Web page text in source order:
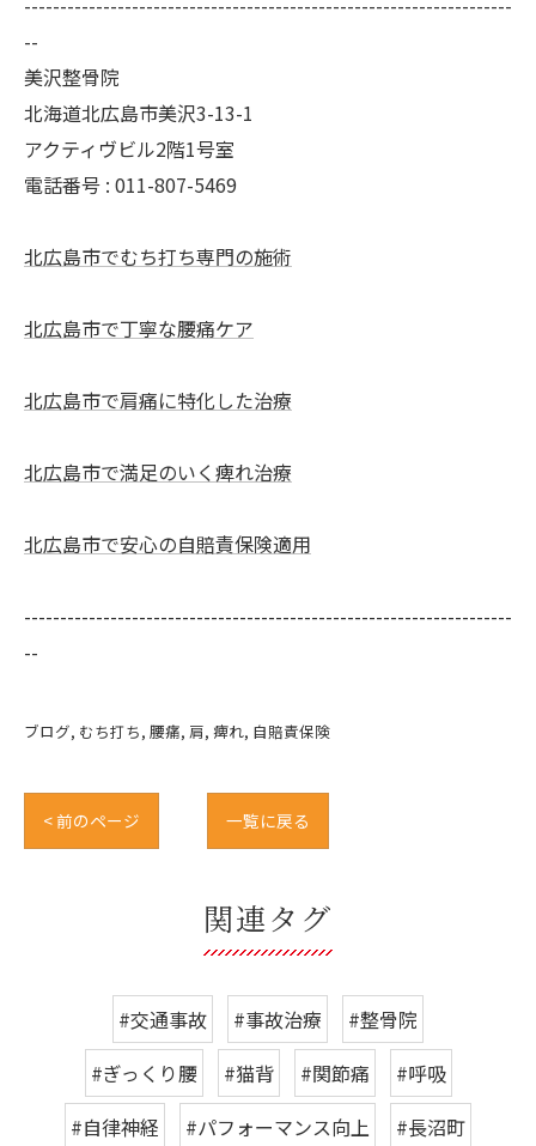
--
美沢整骨院
北海道北広島市美沢3-13-1
アクティヴビル2階1号室
電話番号 : 011-807-5469
北広島市でむち打ち専門の施術
北広島市で丁寧な腰痛ケア
北広島市で肩痛に特化した治療
北広島市で満足のいく痺れ治療
北広島市で安心の自賠責保険適用
--------------------------------------------------------------------
--
ブログ むち打ち 腰痛 肩 痺れ 自賠責保険
< 前のページ 一覧に戻る
関連タグ
#交通事故 #事故治療
#整骨院
#ぎっくり腰
#猫背 #関節痛
#呼吸
#自律神経
#パフォーマンス向上
#長沼町